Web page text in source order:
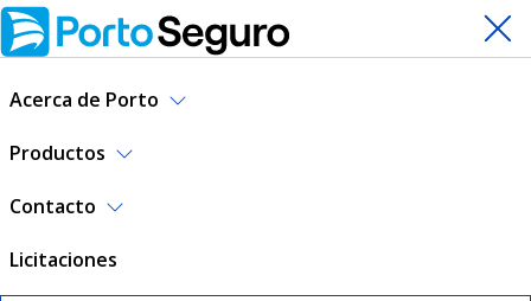
Acerca de Porto
Productos
Contacto
Licitaciones